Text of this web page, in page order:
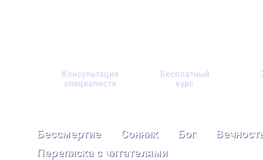
Консультация
специалиста
Бесплатный
курс
Бессмертие Сонник Бог
Переписка с читателями